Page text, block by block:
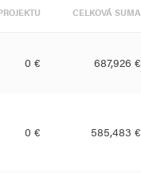
CELKOVÁ SUMA
0 € 687,926 €
0 € 585,483 €